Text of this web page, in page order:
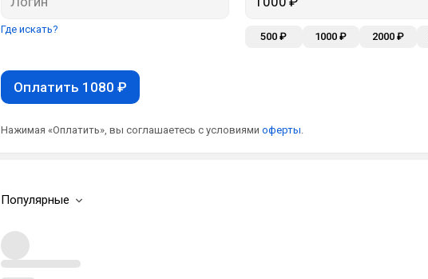
Где искать?
500 ₽ 1000 ₽ 2000 ₽
Оплатить 1080 ₽
Нажимая «Оплатить», вы соглашаетесь с условиями оферты.
Популярные